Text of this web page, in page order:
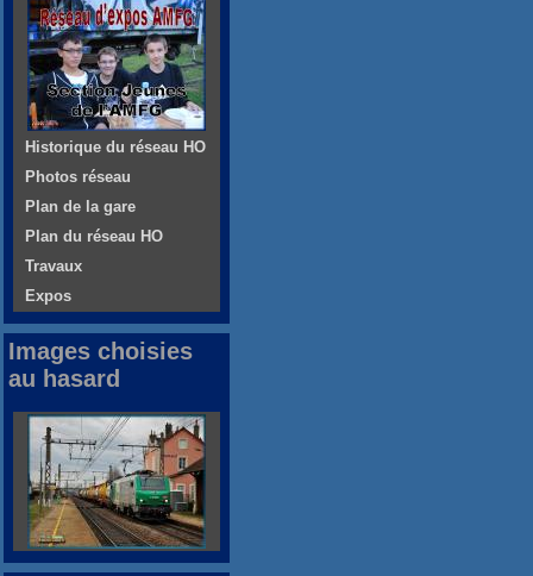
Historique du réseau HO
Photos réseau
Plan de la gare
Plan du réseau HO
Travaux
Expos
Images choisies
au hasard